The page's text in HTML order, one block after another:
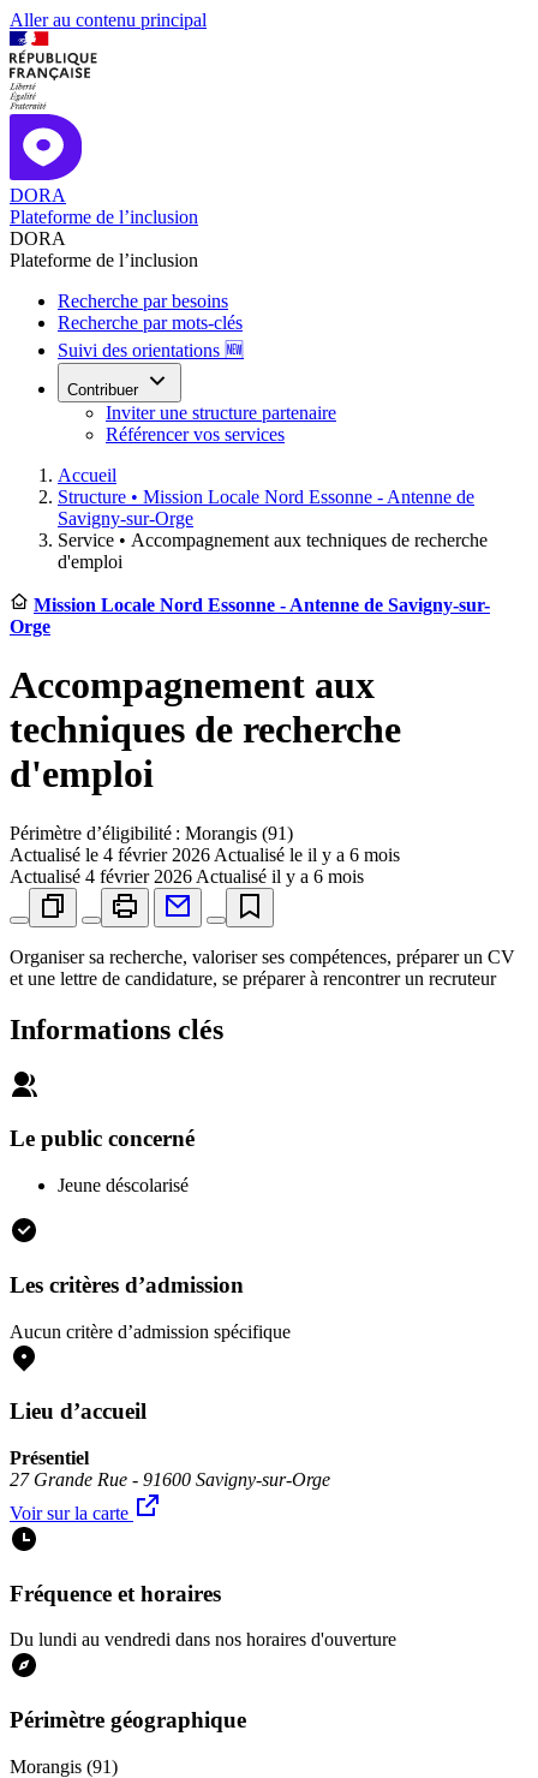
Aller au contenu principal
DORA
Plateforme de l’inclusion
DORA
Plateforme de l’inclusion
Recherche par besoins
Recherche par mots-clés
Suivi des orientations 🆕
Contribuer
Inviter une structure partenaire
Référencer vos services
Accueil
Structure • Mission Locale Nord Essonne - Antenne de
Savigny-sur-Orge
Service • Accompagnement aux techniques de recherche
d'emploi
Mission Locale Nord Essonne - Antenne de Savigny-sur-
Orge
Accompagnement aux
techniques de recherche
d'emploi
Périmètre d’éligibilité : Morangis (91)
Actualisé le 4 février 2026 Actualisé le il y a 6 mois
Actualisé 4 février 2026 Actualisé il y a 6 mois
Organiser sa recherche, valoriser ses compétences, préparer un CV
et une lettre de candidature, se préparer à rencontrer un recruteur
Informations clés
Le public concerné
Jeune déscolarisé
Les critères d’admission
Aucun critère d’admission spécifique
Lieu d’accueil
Présentiel
27 Grande Rue - 91600 Savigny-sur-Orge
Voir sur la carte
Fréquence et horaires
Du lundi au vendredi dans nos horaires d'ouverture
Périmètre géographique
Morangis (91)